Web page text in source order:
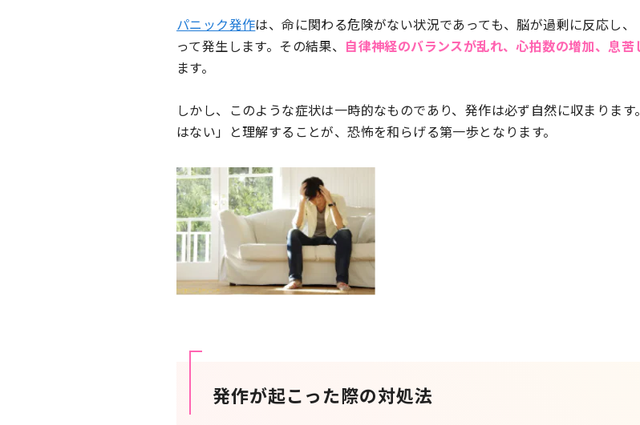
パニック発作は、命に関わる危険がない状況であっても、脳が過剰に反応し
って発生します。その結果、 自律神経のバランスが乱れ、心拍数の増加、息
ます。
しかし、このような症状は一時的なものであり、発作は必ず自然に収まりま
はない」と理解することが、恐怖を和らげる第一歩となります。
発作が起こった際の対処法